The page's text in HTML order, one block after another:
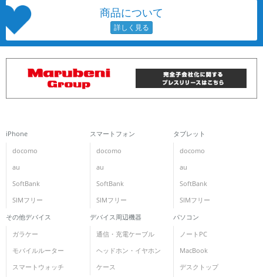
商品について
iPhone
docomo
au
SoftBank
SIMフリー
スマートフォン
docomo
au
SoftBank
SIMフリー
タブレット
docomo
au
SoftBank
SIMフリー
その他デバイス
ガラケー
モバイルルーター
スマートウォッチ
デバイス周辺機器
通信・充電ケーブル
ヘッドホン・イヤホン
ケース
パソコン
ノートPC
MacBook
デスクトップ
モニタサイズ
円
発売日
月 から
各項目のチェックボックスは「or検索」となります。
ただし機能別のみ「and検索」となります。